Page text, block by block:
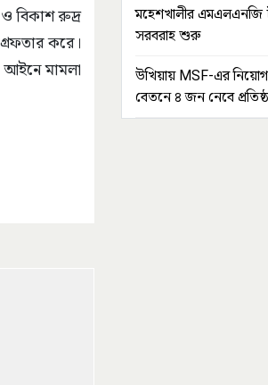
বিকাশ রুদ্র
করে।
আইনে মামলা
মহেশখালীর এমএলএনজি
সরবরাহ শুরু
উখিয়ায় MSF-এর নিয়োগ
বেতনে ৪ জন নেবে